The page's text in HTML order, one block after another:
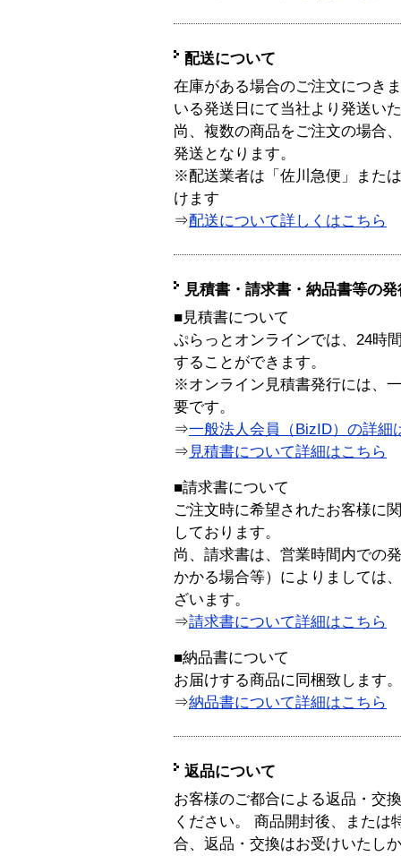
配送について
在庫がある場合のご注文につき
いる発送日にて当社より発送い
尚、複数の商品をご注文の場合
発送となります。
※配送業者は「佐川急便」また
けます
⇒配送について詳しくはこちら
見積書・請求書・納品書等の
■見積書について
ぷらっとオンラインでは、24時
することができます。
※オンライン見積書発行には、
要です。
⇒一般法人会員（BizID）の詳細
⇒ 見積書について詳細はこちら
■請求書について
ご注文時に希望されたお客様に
しております。
尚、請求書は、営業時間内での
かかる場合等）によりましては
ざいます。
⇒請求書について詳細はこちら
■納品書について
お届けする商品に同梱致します。
⇒納品書について詳細はこちら
返品について
お客様のご都合による返品・交
ください。 商品開封後、または
合、返品・交換はお受けいたし